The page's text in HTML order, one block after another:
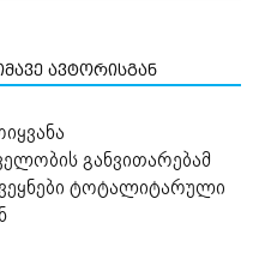
ავტორისგან
განვითარებამ
ტოტალიტარული